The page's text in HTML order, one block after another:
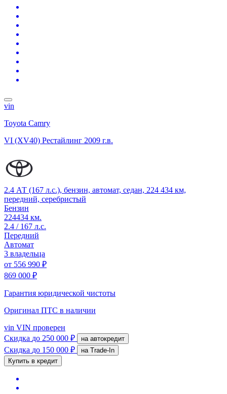
vin
Toyota Camry
VI (XV40) Рестайлинг 2009 г.в.
2.4 АТ (167 л.с.), бензин, автомат, седан, 224 434 км,
передний, серебристый
Бензин
224434 км.
2.4 / 167 л.с.
Передний
Автомат
3 владельца
от 556 990 ₽
869 000 ₽
Гарантия юридической чистоты
Оригинал ПТС в наличии
vin VIN проверен
Скидка до 250 000 ₽ на автокредит
Скидка до 150 000 ₽
на Trade-In
Купить в кредит